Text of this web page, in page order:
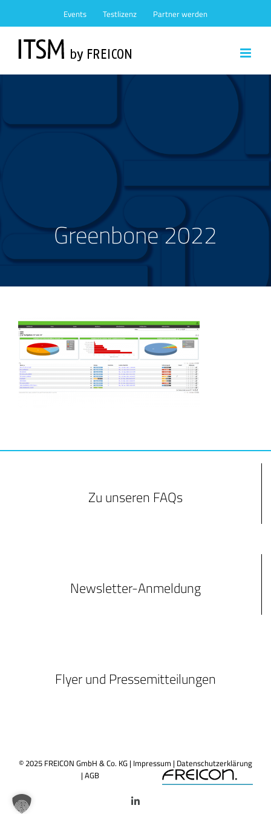
Inhalt
springen
Events Testlizenz Partner werden
Greenbone 2022
Zu unseren FAQs
Newsletter-Anmeldung
Flyer und Pressemitteilungen
© 2025 FREICON GmbH & Co. KG | Impressum | Datenschutzerklärung
|AGB
LinkedIn